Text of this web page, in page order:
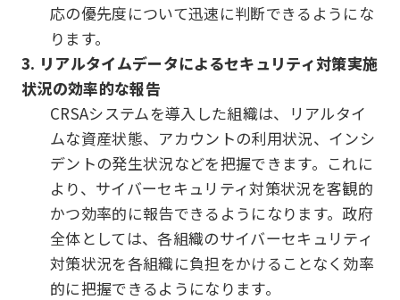
応の優先度について迅速に判断できるようにな
ります。
3. リアルタイムデータによるセキュリティ対策実施
状況の効率的な報告
CRSAシステムを導入した組織は、リアルタイ
ムな資産状態、アカウントの利用状況、インシ
デントの発生状況などを把握できます。これに
より、サイバーセキュリティ対策状況を客観的
かつ効率的に報告できるようになります。政府
全体としては、各組織のサイバーセキュリティ
対策状況を各組織に負担をかけることなく効率
的に把握できるようになります。